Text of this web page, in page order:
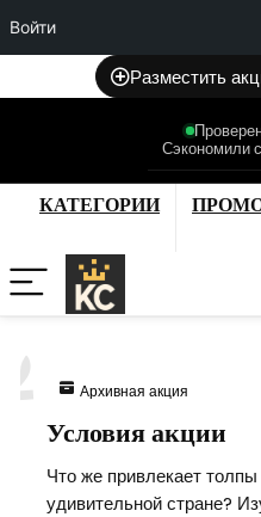
Войти
Разместить
Сэкономили
КАТЕГОРИИ
Архивная акция
Условия акции
Что же привлекает толпы
удивительной стране?